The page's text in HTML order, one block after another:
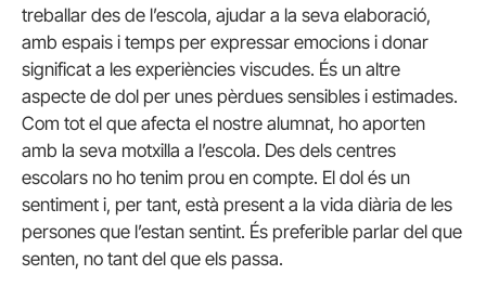
treballar des de l’escola, ajudar a la seva elaboració,
amb espais i temps per expressar emocions i donar
significat a les experiències viscudes. És un altre
aspecte de dol per unes pèrdues sensibles i estimades.
Com tot el que afecta el nostre alumnat, ho aporten
amb la seva motxilla a l’escola. Des dels centres
escolars no ho tenim prou en compte. El dol és un
sentiment i, per tant, està present a la vida diària de les
persones que l’estan sentint. És preferible parlar del que
senten, no tant del que els passa.